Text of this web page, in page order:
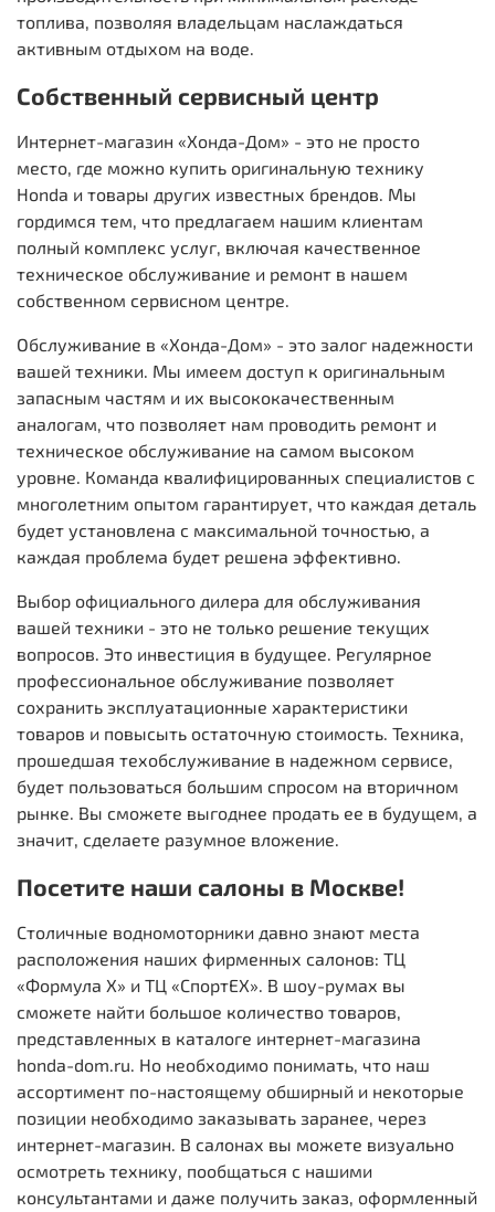
топлива, позволяя владельцам наслаждаться
активным отдыхом на воде.
Собственный сервисный центр
Интернет-магазин «Хонда-Дом» - это не просто
место, где можно купить оригинальную технику
Honda и товары других известных брендов. Мы
гордимся тем, что предлагаем нашим клиентам
полный комплекс услуг, включая качественное
техническое обслуживание и ремонт в нашем
собственном сервисном центре.
Обслуживание в «Хонда-Дом» - это залог надежности
вашей техники. Мы имеем доступ к оригинальным
запасным частям и их высококачественным
аналогам, что позволяет нам проводить ремонт и
техническое обслуживание на самом высоком
уровне. Команда квалифицированных специалистов с
многолетним опытом гарантирует, что каждая деталь
будет установлена с максимальной точностью, а
каждая проблема будет решена эффективно.
Выбор официального дилера для обслуживания
вашей техники - это не только решение текущих
вопросов. Это инвестиция в будущее. Регулярное
профессиональное обслуживание позволяет
сохранить эксплуатационные характеристики
товаров и повысыть остаточную стоимость. Техника,
прошедшая техобслуживание в надежном сервисе,
будет пользоваться большим спросом на вторичном
рынке. Вы сможете выгоднее продать ее в будущем, а
значит, сделаете разумное вложение.
Посетите наши салоны в Москве!
Столичные водномоторники давно знают места
расположения наших фирменных салонов: ТЦ
«Формула Х» и ТЦ «СпортЕХ». В шоу-румах вы
сможете найти большое количество товаров,
представленных в каталоге интернет-магазина
honda-dom.ru. Но необходимо понимать, что наш
ассортимент по-настоящему обширный и некоторые
позиции необходимо заказывать заранее, через
интернет-магазин. В салонах вы можете визуально
осмотреть технику, пообщаться с нашими
консультантами и даже получить заказ, оформленный